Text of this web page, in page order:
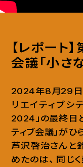
【レポート
会議「小さ
2024年8月29日
リエイティブシ
2024」の最終日
ティブ会議」がひ
芦沢啓治さんと
めたのは、 同じ